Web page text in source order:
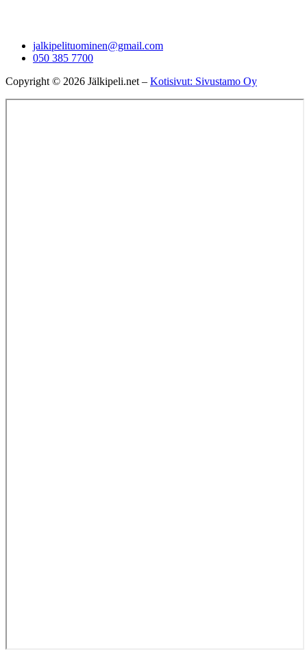
jalkipelituominen@gmail.com
050 385 7700
Copyright © 2026 Jälkipeli.net – Kotisivut: Sivustamo Oy